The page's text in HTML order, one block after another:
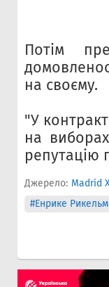
Потім
на своєму.
"У
на
репутацію
Джерело: Madrid
#Енрике